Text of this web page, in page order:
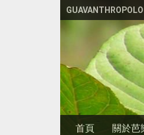
首頁 關於芭